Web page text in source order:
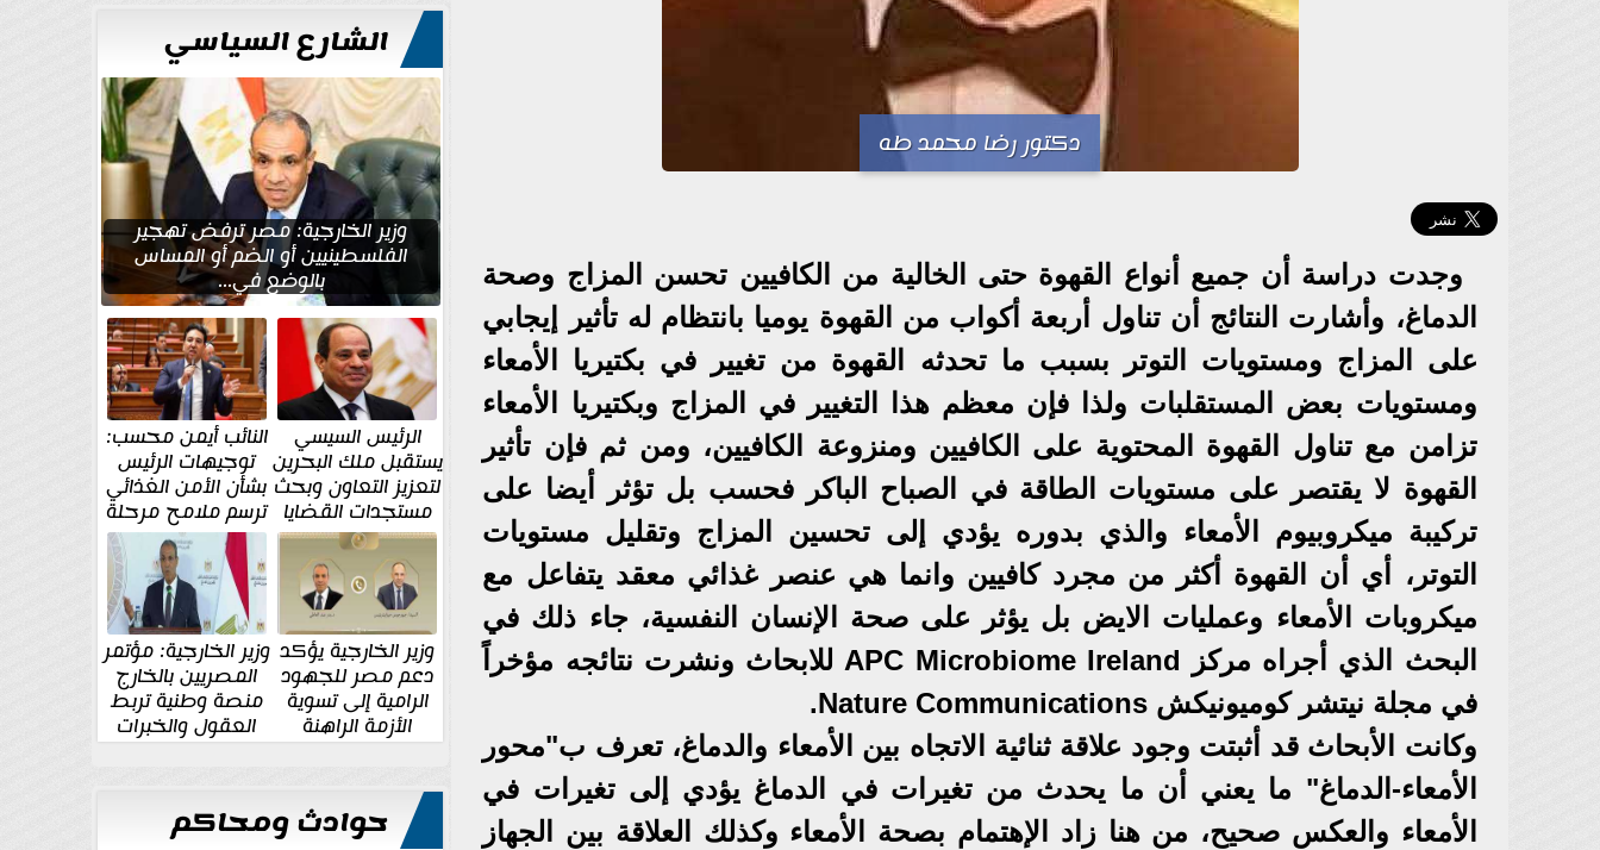
دكتور رضا محمد طه
وجدت دراسة أن جميع أنواع القهوة حتى الخالية من الكافيين تحسن المزاج وصحة
الدماغ، وأشارت النتائج أن تناول أربعة أكواب من القهوة يوميا بانتظام له تأثير إيجابي
على المزاج ومستويات التوتر بسبب ما تحدثه القهوة من تغيير في بكتيريا الأمعاء
ومستويات بعض المستقلبات ولذا فإن معظم هذا التغيير في المزاج وبكتيريا الأمعاء
تزامن مع تناول القهوة المحتوية على الكافيين ومنزوعة الكافيين، ومن ثم فإن تأثير
القهوة لا يقتصر على مستويات الطاقة في الصباح الباكر فحسب بل تؤثر أيضا على
تركيبة ميكروبيوم الأمعاء والذي بدوره يؤدي إلى تحسين المزاج وتقليل مستويات
التوتر، أي أن القهوة أكثر من مجرد كافيين وانما هي عنصر غذائي معقد يتفاعل مع
ميكروبات الأمعاء وعمليات الايض بل يؤثر على صحة الإنسان النفسية، جاء ذلك في
البحث الذي أجراه مركز APC Microbiome Ireland للابحاث ونشرت نتائجه مؤخراً
في مجلة نيتشر كوميونيكش Nature Communications.
وكانت الأبحاث قد أثبتت وجود علاقة ثنائية الاتجاه بين الأمعاء والدماغ، تعرف ب"محور
الأمعاء-الدماغ" ما يعني أن ما يحدث من تغيرات في الدماغ يؤدي إلى تغيرات في
الأمعاء والعكس صحيح، من هنا زاد الإهتمام بصحة الأمعاء وكذلك العلاقة بين الجهاز
الشارع السياسي
وزير الخارجية: مصر ترفض تهجير
الفلسطينيين أو الضم أو المساس
بالوضع في...
الرئيس السيسي
يستقبل ملك البحرين
لتعزيز التعاون وبحث
مستجدات القضايا
الإقليمية والدولية
النائب أيمن محسب:
توجيهات الرئيس
بشأن الأمن الغذائي
ترسم ملامح مرحلة
جديدة
وزير الخارجية يؤكد
دعم مصر للجهود
الرامية إلى تسوية
الأزمة الراهنة
وزير الخارجية: مؤتمر
المصريين بالخارج
منصة وطنية تربط
العقول والخبرات
المصرية بالدولة
حوادث ومحاكم